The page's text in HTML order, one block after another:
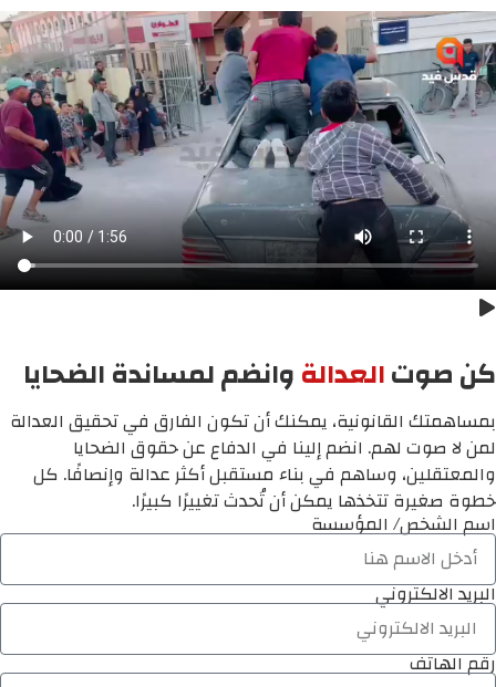
كن صوتالعدالةوانضم لمساندة الضحايا
بمساهمتك القانونية، يمكنك أن تكون الفارق في تحقيق العدالة
لمن لا صوت لهم. انضم إلينا في الدفاع عن حقوق الضحايا
والمعتقلين، وساهم في بناء مستقبل أكثر عدالة وإنصافًا. كل
خطوة صغيرة تتخذها يمكن أن تُحدث تغييرًا كبيرًا.
اسم الشخص/ المؤسسة
البريد الالكتروني
رقم الهاتف